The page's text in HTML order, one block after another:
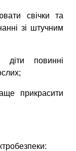
свічки та
зі штучним
діти повинні
прикрасити